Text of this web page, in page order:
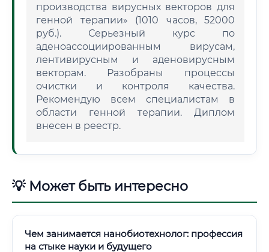
производства вирусных векторов для
генной терапии» (1010 часов, 52000
руб.). Серьезный курс по
аденоассоциированным вирусам,
лентивирусным и аденовирусным
векторам. Разобраны процессы
очистки и контроля качества.
Рекомендую всем специалистам в
области генной терапии. Диплом
внесен в реестр.
💡 Может быть интересно
Чем занимается нанобиотехнолог: профессия
на стыке науки и будущего